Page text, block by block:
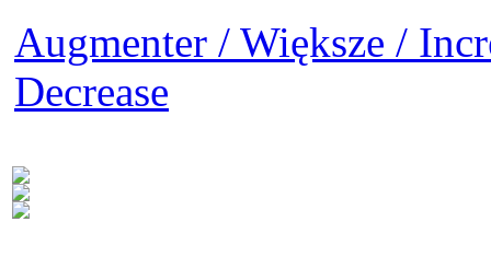
Augmenter / Większe /
Decrease